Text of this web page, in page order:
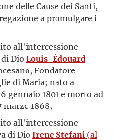
delle Cause dei Santi,
a promulgare i
all'intercessione
Dio Louis-Édouard
Fondatore
di Maria; nato a
gennaio 1801 e morto ad
marzo 1868;
all'intercessione
di Dio Irene Stefani (al